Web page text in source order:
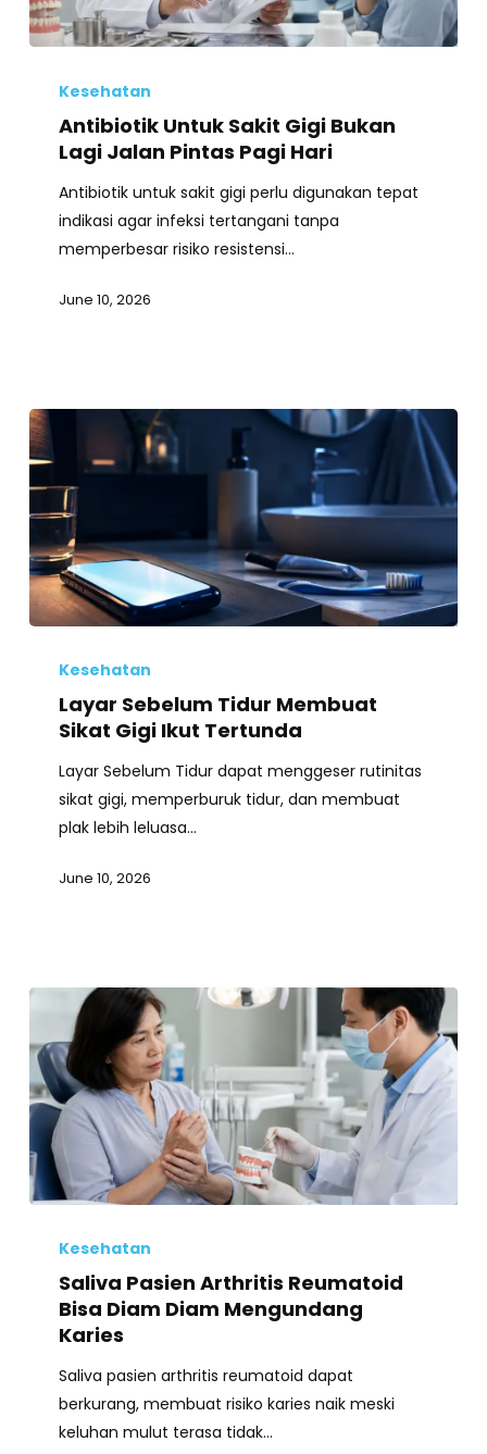
Untuk
Sakit
Jalan
Pintas
Kesehatan
Antibiotik Untuk Sakit Gigi Bukan
Lagi Jalan Pintas Pagi Hari
Antibiotik untuk sakit gigi perlu digunakan tepat
indikasi agar infeksi tertangani tanpa
memperbesar risiko resistensi…
June 10, 2026
Sebelum
Tidur
Membuat
Tertunda
Kesehatan
Layar Sebelum Tidur Membuat
Sikat Gigi Ikut Tertunda
Layar Sebelum Tidur dapat menggeser rutinitas
sikat gigi, memperburuk tidur, dan membuat
plak lebih leluasa…
June 10, 2026
Pasien
Arthritis
Reumatoid
Diam
Mengundang
Karies
Kesehatan
Saliva Pasien Arthritis Reumatoid
Bisa Diam Diam Mengundang
Karies
Saliva pasien arthritis reumatoid dapat
berkurang, membuat risiko karies naik meski
keluhan mulut terasa tidak…